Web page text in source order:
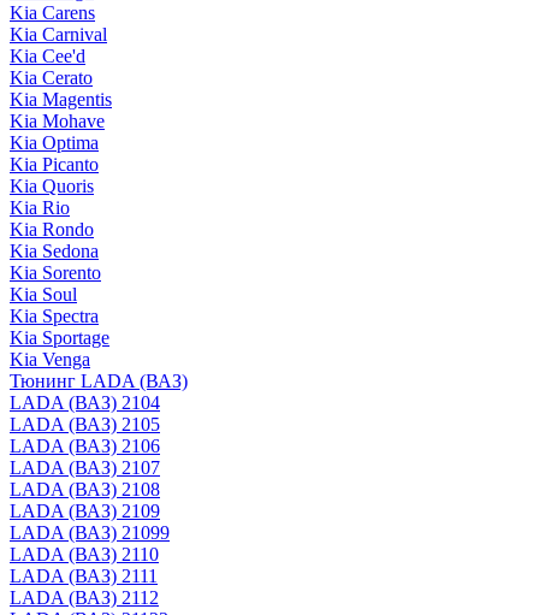
Kia Carens
Kia Carnival
Kia Cee'd
Kia Cerato
Kia Magentis
Kia Mohave
Kia Optima
Kia Picanto
Kia Quoris
Kia Rio
Kia Rondo
Kia Sedona
Kia Sorento
Kia Soul
Kia Spectra
Kia Sportage
Kia Venga
Тюнинг LADA (ВАЗ)
LADA (ВАЗ) 2104
LADA (ВАЗ) 2105
LADA (ВАЗ) 2106
LADA (ВАЗ) 2107
LADA (ВАЗ) 2108
LADA (ВАЗ) 2109
LADA (ВАЗ) 21099
LADA (ВАЗ) 2110
LADA (ВАЗ) 2111
LADA (ВАЗ) 2112